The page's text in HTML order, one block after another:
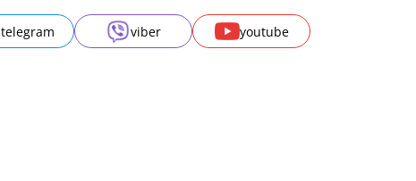
telegram viber youtube